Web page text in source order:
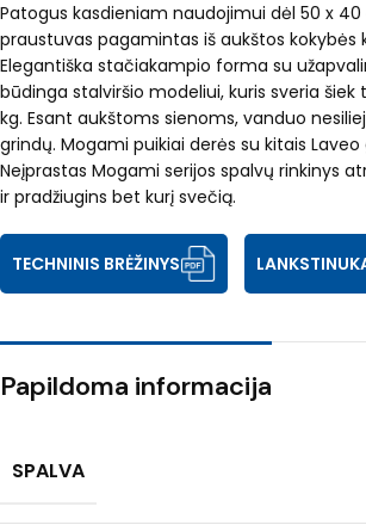
Patogus kasdieniam naudojimui dėl 50 x
praustuvas pagamintas iš aukštos kokybės
Elegantiška stačiakampio forma su
būdinga stalviršio modeliui, kuris sveria šiek
kg. Esant aukštoms sienoms, vanduo
grindų. Mogami puikiai derės su kitais Laveo
Neįprastas Mogami serijos spalvų rinkinys
ir pradžiugins bet kurį svečią.
TECHNINIS BRĖŽINYS
Papildoma informacija
SPALVA